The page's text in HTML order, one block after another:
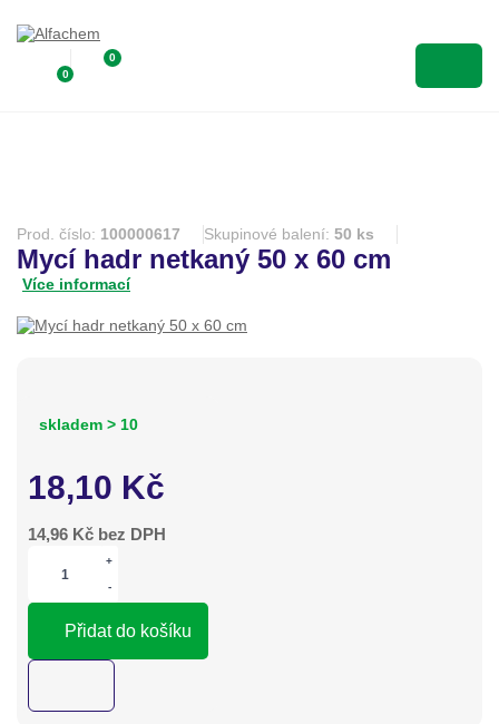
0
0
Prod. číslo: 100000617 Skupinové balení: 50 ks
Mycí hadr netkaný 50 x 60 cm
Více informací
skladem > 10
18,10 Kč
14,96 Kč bez DPH
+
-
Přidat do košíku